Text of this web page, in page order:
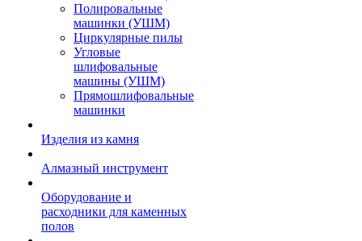
Полировальные
машинки (УШМ)
Циркулярные пилы
Угловые
шлифовальные
машины (УШМ)
Прямошлифовальные
машинки
Изделия из камня
Алмазный инструмент
Оборудование и
расходники для каменных
полов